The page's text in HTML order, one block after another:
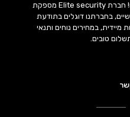
שלך המומחיות שלנו! חברת Elite security מספקת
בחברתנו דוגלים בתודעת
מיידית, במחירים נוחים ותנאי
טובים.